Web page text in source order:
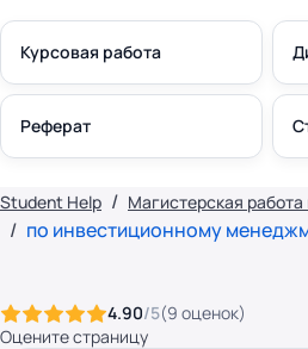
Курсовая работа
Реферат
Student Help Магистерская работа
по инвестиционному
4.90/5(9 оценок)
Оцените страницу